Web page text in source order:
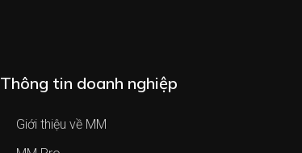
Thông tin doanh nghiệp
Giới thiệu về MM